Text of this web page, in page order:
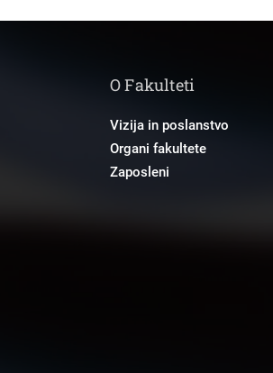
O Fakulteti
Vizija in poslanstvo
Organi fakultete
Zaposleni